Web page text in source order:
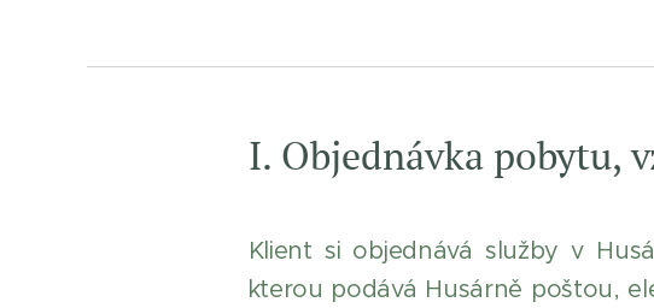
I. Objednávka pobytu,
Klient si objednává služby v
kterou podává Husárně poštou,